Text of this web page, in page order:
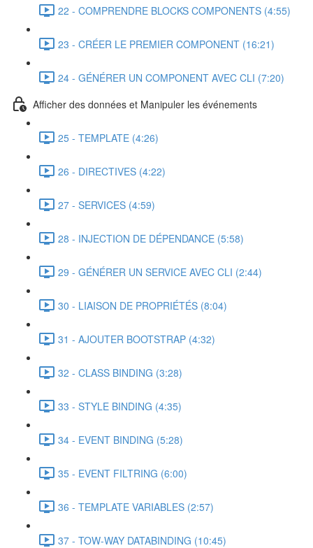
22 - COMPRENDRE BLOCKS COMPONENTS (4:55)
23 - CRÉER LE PREMIER COMPONENT (16:21)
24 - GÉNÉRER UN COMPONENT AVEC CLI (7:20)
Afficher des données et Manipuler les événements
25 - TEMPLATE (4:26)
26 - DIRECTIVES (4:22)
27 - SERVICES (4:59)
28 - INJECTION DE DÉPENDANCE (5:58)
29 - GÉNÉRER UN SERVICE AVEC CLI (2:44)
30 - LIAISON DE PROPRIÉTÉS (8:04)
31 - AJOUTER BOOTSTRAP (4:32)
32 - CLASS BINDING (3:28)
33 - STYLE BINDING (4:35)
34 - EVENT BINDING (5:28)
35 - EVENT FILTRING (6:00)
36 - TEMPLATE VARIABLES (2:57)
37 - TOW-WAY DATABINDING (10:45)